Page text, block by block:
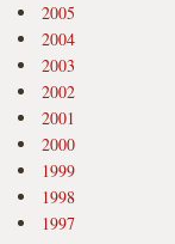
2005
2004
2003
2002
2001
2000
1999
1998
1997